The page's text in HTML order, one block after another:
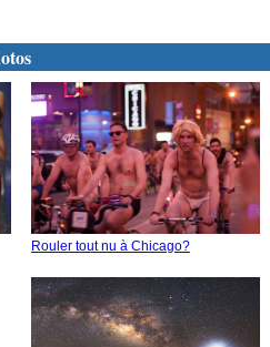
Rouler tout nu à Chicago?